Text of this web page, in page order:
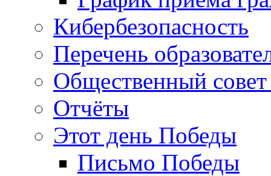
Кибербезопасность
Перечень
Общественный
Отчёты
Этот день Победы
Письмо Победы